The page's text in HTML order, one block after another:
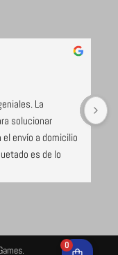
La
solucionar
envío a domicilio
es de lo
despacho el
0